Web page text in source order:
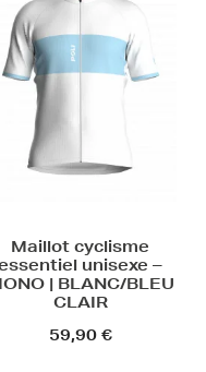
Maillot cyclisme
unisexe –
| BLANC/BLEU
CLAIR
59,90 €